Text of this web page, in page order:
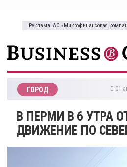
Реклама: АО «Микрофинансовая
ГОРОД 01
В ПЕРМИ В 6 УТРА
ДВИЖЕНИЕ ПО